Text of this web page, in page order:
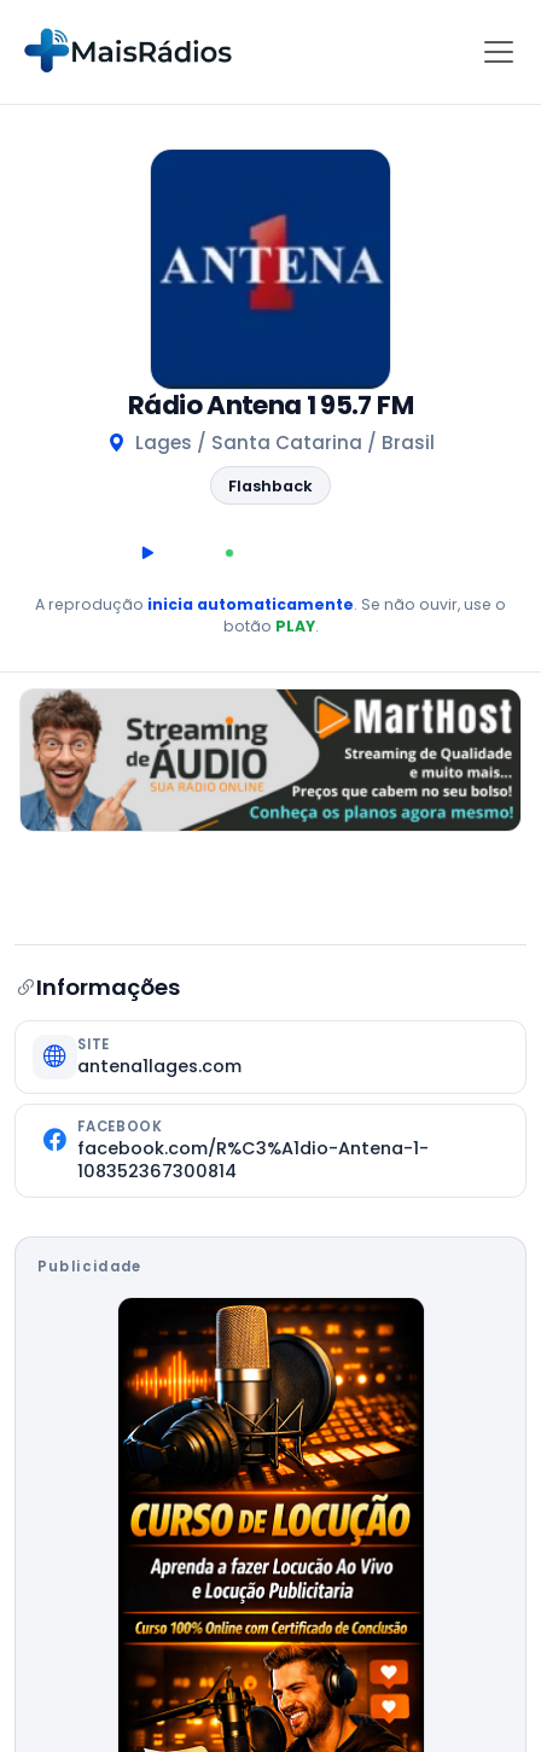
Rádio Antena 1 95.7 FM
Lages / Santa Catarina / Brasil
Flashback
AO VIVO
A reprodução inicia automaticamente. Se não ouvir, use o
botão PLAY.
Informações
SITE
antena1lages.com
FACEBOOK
facebook.com/R%C3%A1dio-Antena-1-
108352367300814
Publicidade